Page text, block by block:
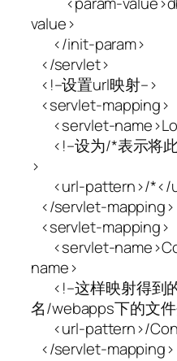
value>
</init-param>
</servlet>
<!–设置url映射–>
<servlet-mapping>
<servlet-
<!–设为/*表示将
>
<url-pattern>/*</
</servlet-mapping>
<servlet-mapping>
<servlet-
name>
<!–这样映射得到
名/webapps下的文
<url-pattern>/
</servlet-mapping>